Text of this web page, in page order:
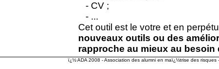
- CV ;
- ...
Cet outil est le votre et en
nouveaux outils ou des
rapproche au mieux au besoin
ï¿½ ADA 2008 - Association des alumni en maï¿½trise des